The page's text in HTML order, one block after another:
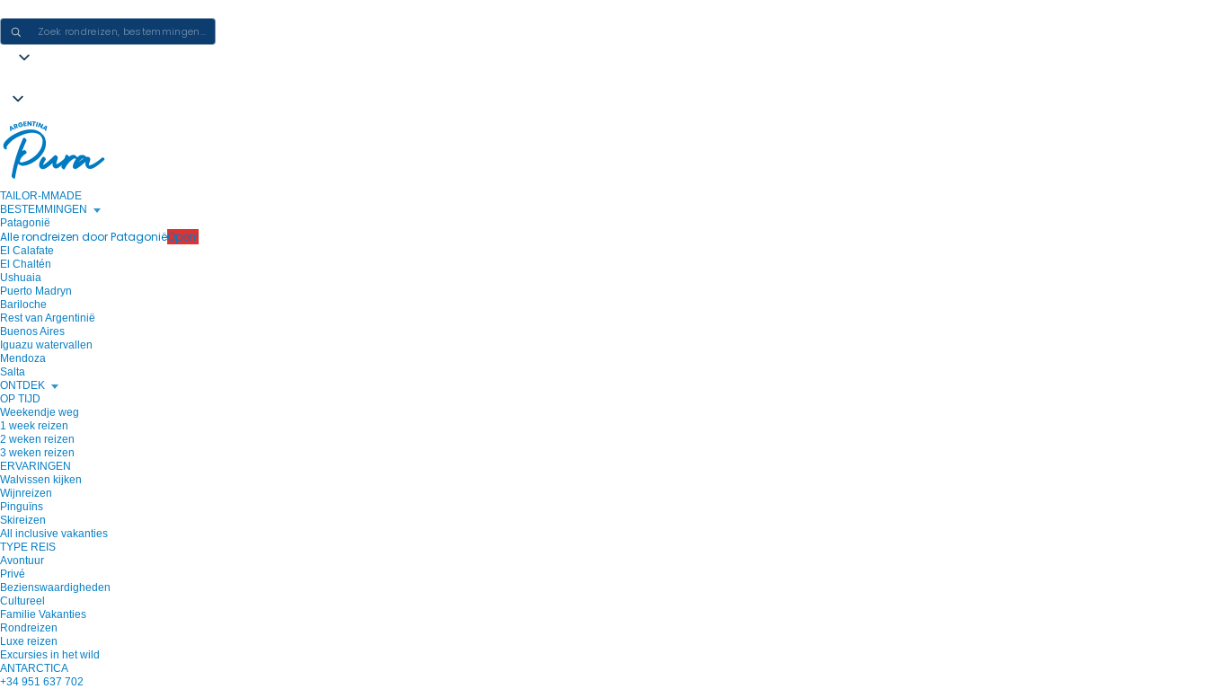
TAILOR-MMADE
BESTEMMINGEN
Patagonië
Alle rondreizen door PatagoniëOpen!
El Calafate
El Chaltén
Ushuaia
Puerto Madryn
Bariloche
Rest van Argentinië
Buenos Aires
Iguazu watervallen
Mendoza
Salta
ONTDEK
OP TIJD
Weekendje weg
1 week reizen
2 weken reizen
3 weken reizen
ERVARINGEN
Walvissen kijken
Wijnreizen
Pinguïns
Skireizen
All inclusive vakanties
TYPE REIS
Avontuur
Privé
Bezienswaardigheden
Cultureel
Familie Vakanties
Rondreizen
Luxe reizen
Excursies in het wild
ANTARCTICA
+34 951 637 702